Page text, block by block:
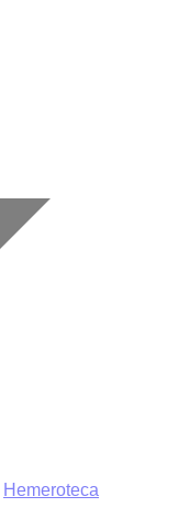
Hemeroteca